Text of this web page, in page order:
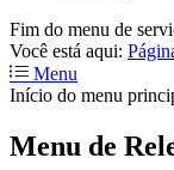
Fim do menu de
Você está aqui:
Menu
Início do menu
Menu de